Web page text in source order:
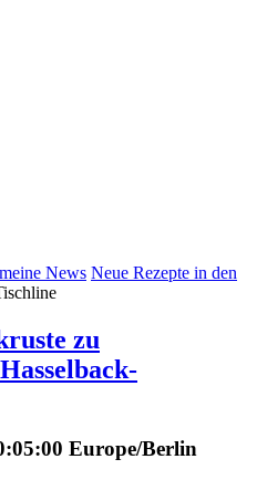
News Neue Rezepte in den
zu
Europe/Berlin